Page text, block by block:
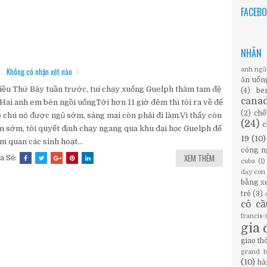
Không có nhận xét nào
Thứ Bảy tuần trước, tui chạy xuống Guelph thăm tam đệ
anh em bèn ngồi uốngTới hơn 11 giờ đêm thì tôi ra về để
chú nó được ngủ sớm, sáng mai còn phải đi làm.Vì thấy còn
sớm, tôi quyết định chạy ngang qua khu đại học Guelph để
quan các sinh hoạt...
Sẻ:
XEM THÊM
NHÃN
anh ngữ
ăn
(4)
(2)
(24)
19 (10)
công
cuba
(1)
dạy con
bằng
trẻ (3)
cô
francis-
gia
giao
grand
(10)